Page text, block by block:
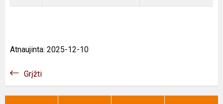
Atnaujinta: 2025-12-10
Grįžti